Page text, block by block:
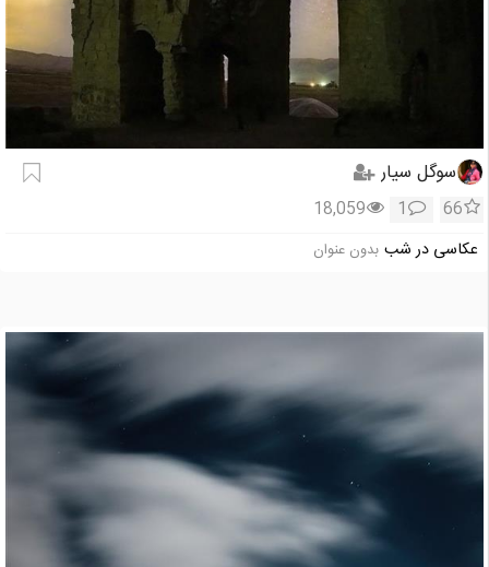
سوگل سیار
66
1
18,059
عکاسی در شب بدون عنوان